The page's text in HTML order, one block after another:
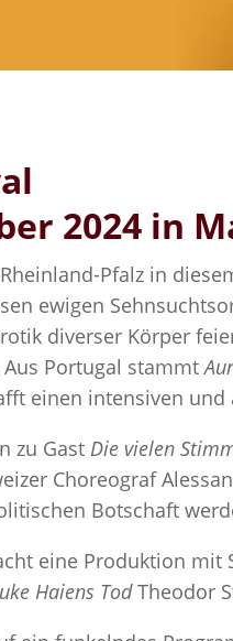
2024 in
Pfalz in
ewigen
diverser Körper
Portugal stammt
einen intensiven
zu Gast Die vielen
Choreograf
Botschaft
eine Produktion mit
Haiens TodTheodor